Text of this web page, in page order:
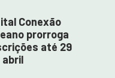
Conexão
prorroga
até 29
abril